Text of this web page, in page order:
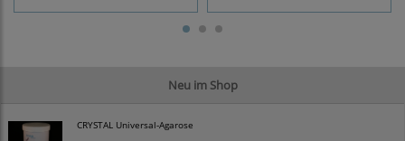
Neu im Shop
CRYSTAL Universal-Agarose